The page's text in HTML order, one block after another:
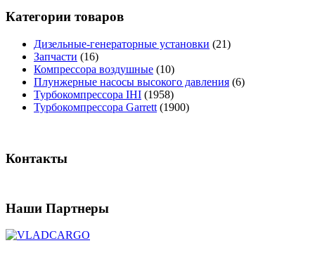
Категории товаров
Дизельные-генераторные установки (21)
Запчасти (16)
Компрессора воздушные (10)
Плунжерные насосы высокого давления (6)
Турбокомпрессора IHI (1958)
Турбокомпрессора Garrett (1900)
Контакты
Наши Партнеры